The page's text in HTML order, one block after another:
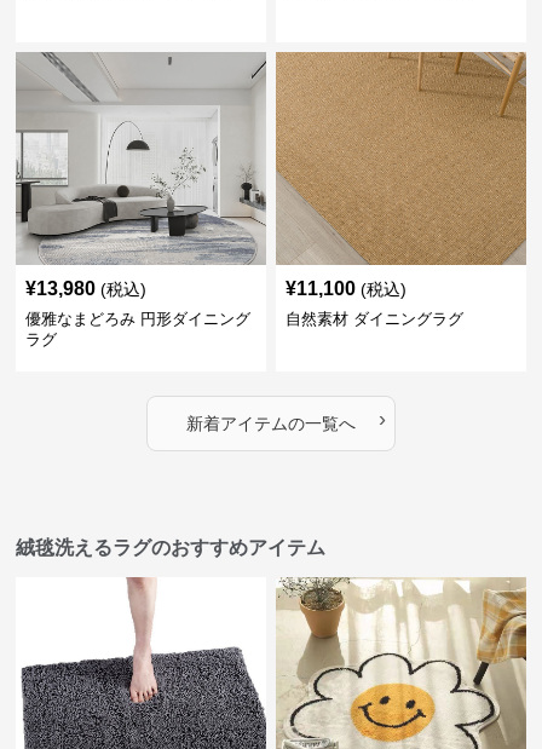
¥13,980 (税込)
優雅なまどろみ 円形ダイニング
ラグ
¥11,100 (税込)
自然素材 ダイニングラグ
新着アイテムの一覧へ ›
絨毯洗えるラグのおすすめアイテム